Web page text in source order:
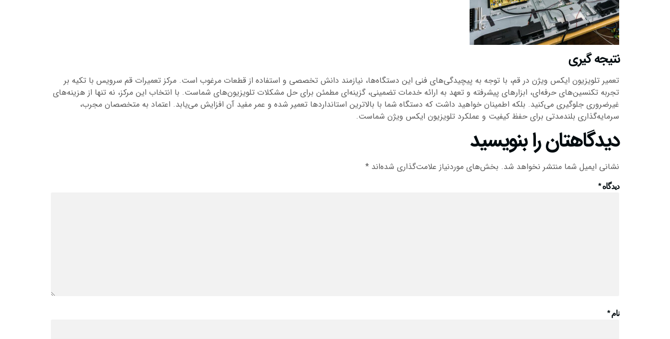
نتیجه گیری
تعمیر تلویزیون ایکس ویژن در قم، با توجه به پیچیدگی‌های فنی این دستگاه‌ها، نیازمند دانش تخصصی و استفاده از قطعات مرغوب است. مرکز تعمیرات قم سرویس با تکیه بر
تجربه تکنسین‌های حرفه‌ای، ابزارهای پیشرفته و تعهد به ارائه خدمات تضمینی، گزینه‌ای مطمئن برای حل مشکلات تلویزیون‌های شماست. با انتخاب این مرکز، نه تنها از هزینه‌های
غیرضروری جلوگیری می‌کنید. بلکه اطمینان خواهید داشت که دستگاه شما با بالاترین استانداردها تعمیر شده و عمر مفید آن افزایش می‌یابد. اعتماد به متخصصان مجرب،
سرمایه‌گذاری بلندمدتی برای حفظ کیفیت و عملکرد تلویزیون ایکس ویژن شماست.
دیدگاهتان را بنویسید
نشانی ایمیل شما منتشر نخواهد شد. بخش‌های موردنیاز علامت‌گذاری شده‌اند *
دیدگاه*
نام*